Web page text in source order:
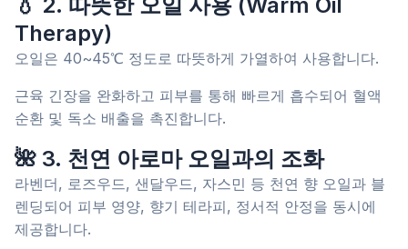
Therapy)
오일은 40~45℃ 정도로 따뜻하게 가열하여 사용합니다.
근육 긴장을 완화하고 피부를 통해 빠르게 흡수되어 혈액
순환 및 독소 배출을 촉진합니다.
🌺 3. 천연 아로마 오일과의 조화
라벤더, 로즈우드, 샌달우드, 자스민 등 천연 향 오일과 블
렌딩되어 피부 영양, 향기 테라피, 정서적 안정을 동시에
제공합니다.